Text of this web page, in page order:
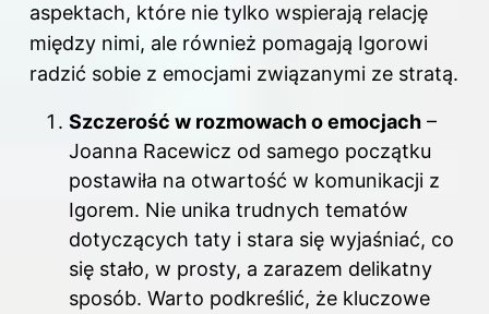
aspektach, które nie tylko wspierają relację
między nimi, ale również pomagają Igorowi
radzić sobie z emocjami związanymi ze stratą.
Szczerość w rozmowach o emocjach –
Joanna Racewicz od samego początku
postawiła na otwartość w komunikacji z
Igorem. Nie unika trudnych tematów
dotyczących taty i stara się wyjaśniać, co
się stało, w prosty, a zarazem delikatny
sposób. Warto podkreślić, że kluczowe